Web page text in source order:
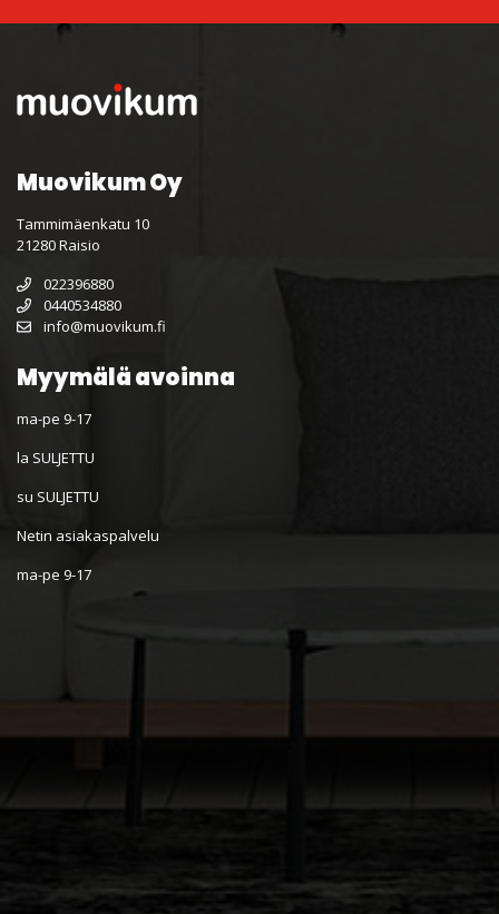
Muovikum Oy
Tammimäenkatu 10
21280 Raisio
022396880
0440534880
info@muovikum.fi
Myymälä avoinna
ma-pe 9-17
la SULJETTU
su SULJETTU
Netin asiakaspalvelu
ma-pe 9-17